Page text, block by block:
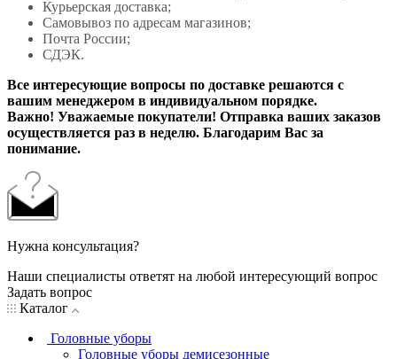
Курьерская доставка;
Самовывоз по адресам магазинов;
Почта России;
СДЭК.
Все интересующие вопросы по доставке решаются с
вашим менеджером в индивидуальном порядке.
Важно! Уважаемые покупатели! Отправка ваших заказов
осуществляется раз в неделю. Благодарим Вас за
понимание.
Нужна консультация?
Наши специалисты ответят на любой интересующий вопрос
Задать вопрос
Каталог
Головные уборы
Головные уборы демисезонные